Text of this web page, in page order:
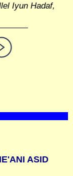
Iyun Hadaf,
ASID